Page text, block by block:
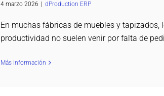
4 marzo 2026 dProduction ERP
En muchas fábricas de muebles y tapizados,
productividad no suelen venir por falta de
Más información